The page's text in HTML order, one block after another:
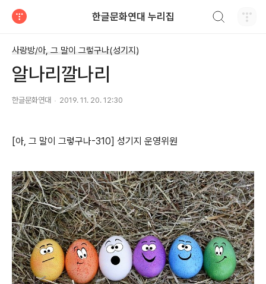
한글문화연대 누리집
사랑방/아, 그 말이 그렇구나(성기지)
알나리깔나리
한글문화연대 2019. 11. 20. 12:30
[아, 그 말이 그렇구나-310] 성기지 운영위원